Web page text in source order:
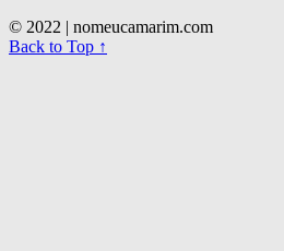
© 2022 | nomeucamarim.com
Back to Top ↑